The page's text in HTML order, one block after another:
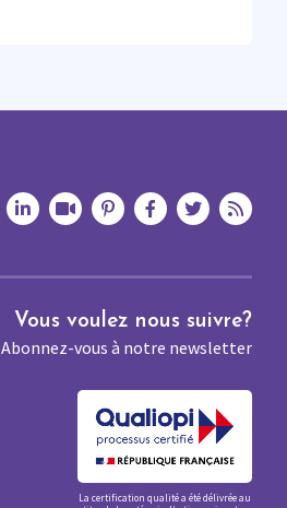
Vous voulez nous suivre?
Abonnez-vous à notre newsletter
La certification qualité a été délivrée au